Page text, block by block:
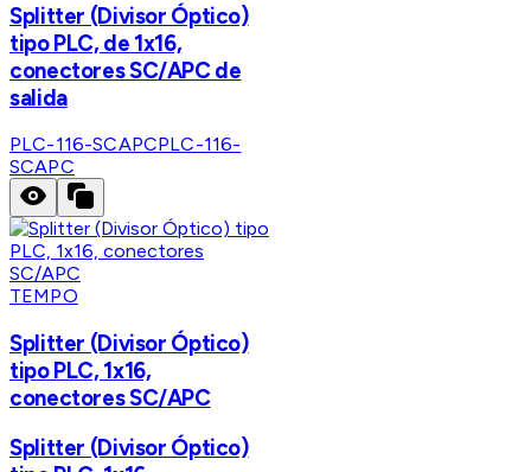
Splitter (Divisor Óptico)
tipo PLC, de 1x16,
conectores SC/APC de
salida
PLC-116-SCAPCPLC-116-
SCAPC
TEMPO
Splitter (Divisor Óptico)
tipo PLC, 1x16,
conectores SC/APC
Splitter (Divisor Óptico)